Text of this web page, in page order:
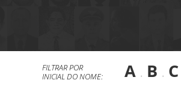
FILTRAR POR
INICIAL DO NOME:
A . B . C